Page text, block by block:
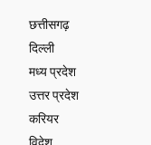
छत्तीसगढ़
दिल्ली
मध्य प्रदेश
उत्तर प्रदेश
करियर
विदेश